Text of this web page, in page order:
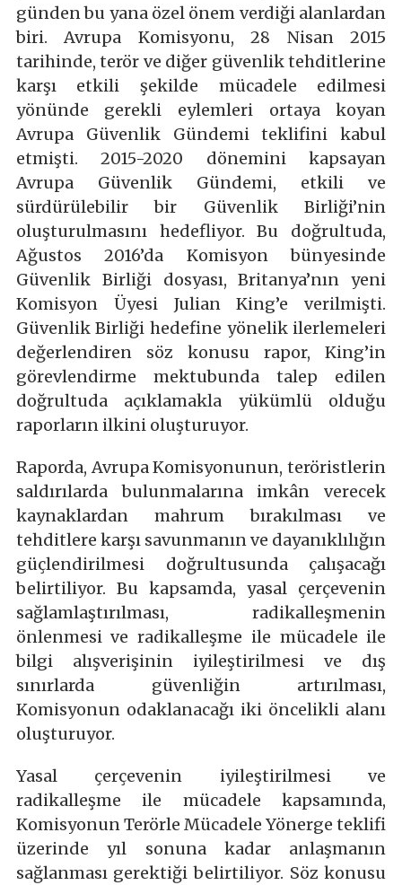
günden bu yana özel önem verdiği alanlardan
biri. Avrupa Komisyonu, 28 Nisan 2015
tarihinde, terör ve diğer güvenlik tehditlerine
karşı etkili şekilde mücadele edilmesi
yönünde gerekli eylemleri ortaya koyan
Avrupa Güvenlik Gündemi teklifini kabul
etmişti. 2015-2020 dönemini kapsayan
Avrupa Güvenlik Gündemi, etkili ve
sürdürülebilir bir Güvenlik Birliği’nin
oluşturulmasını hedefliyor. Bu doğrultuda,
Ağustos 2016’da Komisyon bünyesinde
Güvenlik Birliği dosyası, Britanya’nın yeni
Komisyon Üyesi Julian King’e verilmişti.
Güvenlik Birliği hedefine yönelik ilerlemeleri
değerlendiren söz konusu rapor, King’in
görevlendirme mektubunda talep edilen
doğrultuda açıklamakla yükümlü olduğu
raporların ilkini oluşturuyor.
Raporda, Avrupa Komisyonunun, teröristlerin
saldırılarda bulunmalarına imkân verecek
kaynaklardan mahrum bırakılması ve
tehditlere karşı savunmanın ve dayanıklılığın
güçlendirilmesi doğrultusunda çalışacağı
belirtiliyor. Bu kapsamda, yasal çerçevenin
sağlamlaştırılması, radikalleşmenin
önlenmesi ve radikalleşme ile mücadele ile
bilgi alışverişinin iyileştirilmesi ve dış
sınırlarda güvenliğin artırılması,
Komisyonun odaklanacağı iki öncelikli alanı
oluşturuyor.
Yasal çerçevenin iyileştirilmesi ve
radikalleşme ile mücadele kapsamında,
Komisyonun Terörle Mücadele Yönerge teklifi
üzerinde yıl sonuna kadar anlaşmanın
sağlanması gerektiği belirtiliyor. Söz konusu